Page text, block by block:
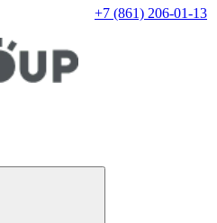
+7 (861) 206-01-13